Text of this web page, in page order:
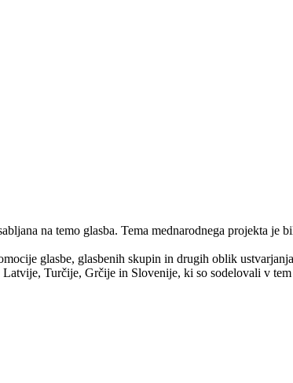
na temo glasba. Tema mednarodnega projekta
glasbe, glasbenih skupin in drugih oblik
Turčije, Grčije in Slovenije, ki so sodelovali v